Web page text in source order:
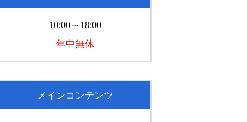
10:00～18:00
年中無休
メインコンテンツ